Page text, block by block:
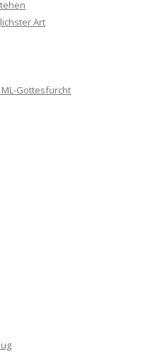
Art
Gottesfurcht